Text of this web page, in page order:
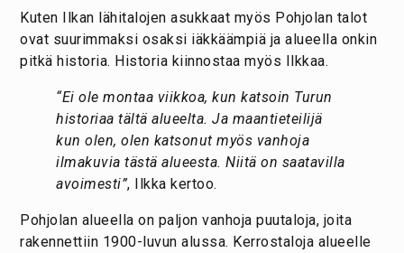
Kuten Ilkan lähitalojen asukkaat myös Pohjolan talot
ovat suurimmaksi osaksi iäkkäämpiä ja alueella onkin
pitkä historia. Historia kiinnostaa myös Ilkkaa.
“Ei ole montaa viikkoa, kun katsoin Turun
historiaa tältä alueelta. Ja maantieteilijä
kun olen, olen katsonut myös vanhoja
ilmakuvia tästä alueesta. Niitä on saatavilla
avoimesti”, Ilkka kertoo.
Pohjolan alueella on paljon vanhoja puutaloja, joita
rakennettiin 1900-luvun alussa. Kerrostaloja alueelle